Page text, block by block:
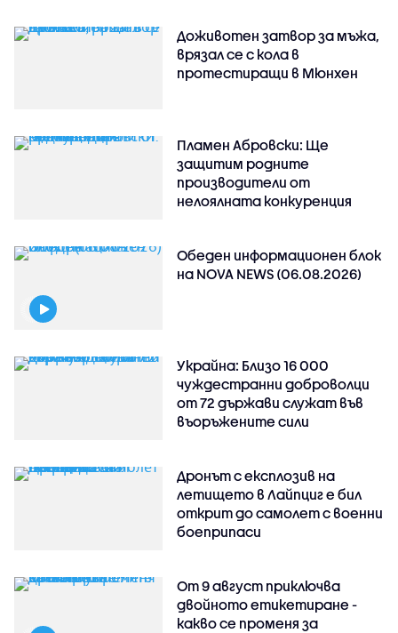
Доживотен затвор за мъжа,
врязал се с кола в
протестиращи в Мюнхен
Пламен Абровски: Ще
защитим родните
производители от
нелоялната конкуренция
Обеден информационен блок
на NOVA NEWS (06.08.2026)
Украйна: Близо 16 000
чуждестранни доброволци
от 72 държави служат във
въоръжените сили
Дронът с експлозив на
летището в Лайпциг е бил
открит до самолет с военни
боеприпаси
От 9 август приключва
двойното етикетиране -
какво се променя за